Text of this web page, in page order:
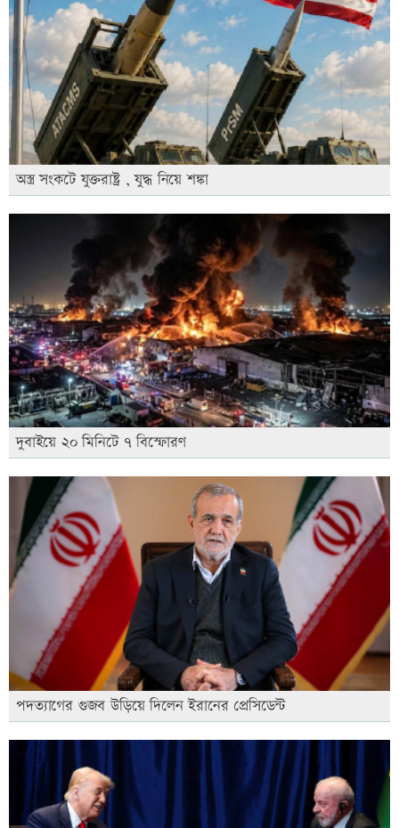
অস্ত্র সংকটে যুক্তরাষ্ট্র , যুদ্ধ নিয়ে শঙ্কা
দুবাইয়ে ২০ মিনিটে ৭ বিস্ফোরণ
পদত্যাগের গুজব উড়িয়ে দিলেন ইরানের প্রেসিডেন্ট